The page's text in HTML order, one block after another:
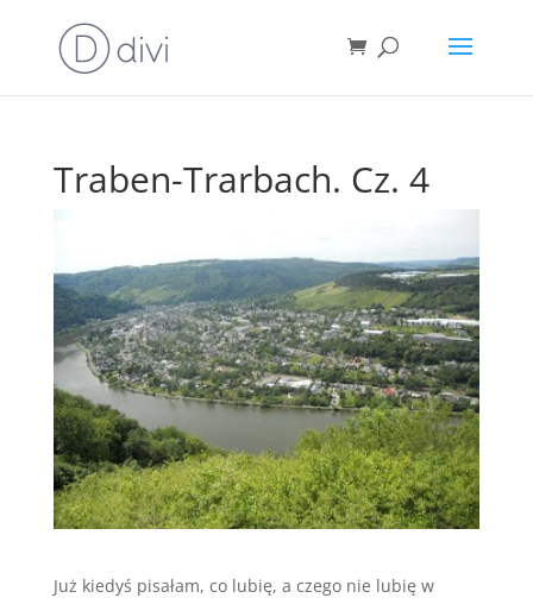
Traben-Trarbach. Cz. 4
Już kiedyś pisałam, co lubię, a czego nie lubię w